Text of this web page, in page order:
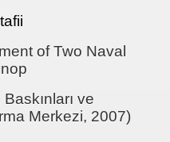
of Two Naval
ve
Merkezi, 2007)